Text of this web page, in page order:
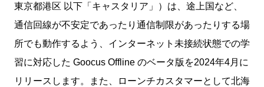
東京都港区 以下「キャスタリア」）は、途上国など、
通信回線が不安定であったり通信制限があったりする場
所でも動作するよう、インターネット未接続状態での学
習に対応した Goocus Offline のベータ版を2024年4月に
リリースします。また、ローンチカスタマーとして北海